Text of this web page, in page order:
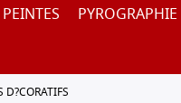
PYROGRAPHIE
D?CORATIFS